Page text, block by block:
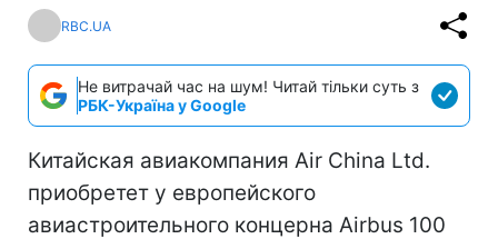
RBC.UA
Не витрачай час на шум! Читай тільки суть з
РБК-Україна у Google
Китайская авиакомпания Air China Ltd.
приобретет у европейского
авиастроительного концерна Airbus 100